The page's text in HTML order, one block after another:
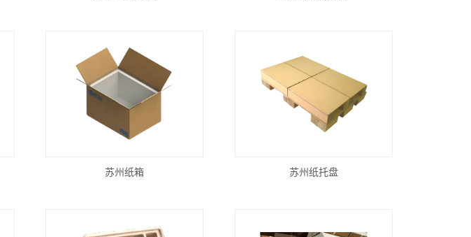
苏州纸箱 苏州纸托盘